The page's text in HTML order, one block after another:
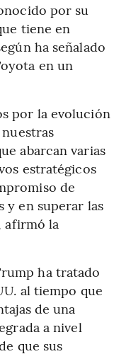
por su
tiene en
ha señalado
en un
por la evolución
abarcan varias
estratégicos
de
y en superar las
afirmó la
ha tratado
al tiempo que
de una
a nivel
que sus